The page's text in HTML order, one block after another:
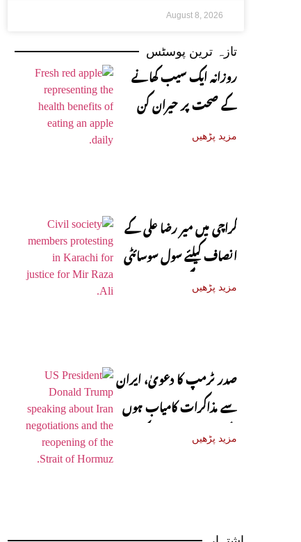
August 8, 2026
تازہ ترین پوسٹس
روزانہ ایک سیب کھانے
کے صحت پر حیران کن
فوائد، ماہرین نے بتا دیے
مزید پڑھیں
کراچی میں میر رضا علی کے
انصاف کیلئے سول سوسائٹی
سڑکوں پر آ گئی
مزید پڑھیں
صدر ٹرمپ کا دعویٰ، ایران
سے مذاکرات کامیاب ہوں
گے، آبنائے ہرمز جلد کھل
مزید پڑھیں